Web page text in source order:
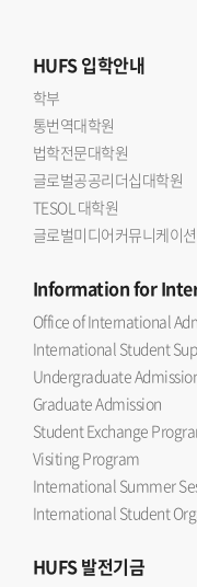
HUFS입학안내
학부
통번역대학원
법학전문대학원
글로벌공공리더십대학원
TESOL 대학원
글로벌미디어커뮤니케이
Informationfor
Office of International
International Student
Undergraduate
Graduate Admission
Student Exchange
Visiting Program
International Summer
International Student
HUFS발전기금